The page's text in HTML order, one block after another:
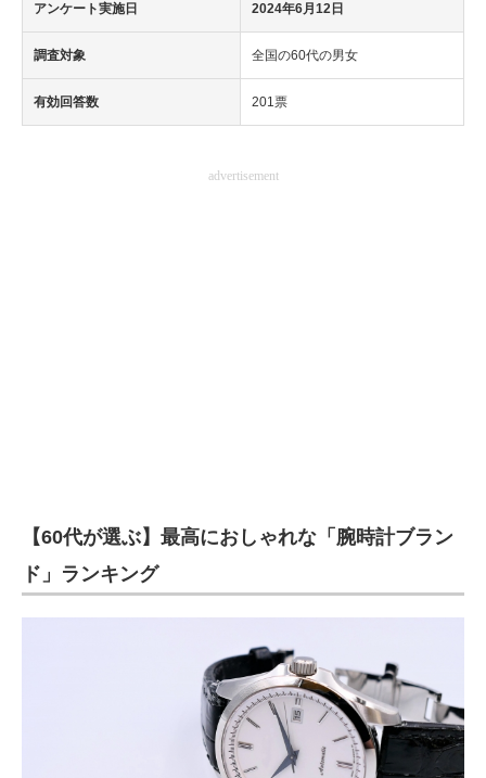
アンケート実施日 2024年6月12日
調査対象 全国の60代の男女
有効回答数 201票
advertisement
【60代が選ぶ】最高におしゃれな「腕時計ブラン
ド」ランキング